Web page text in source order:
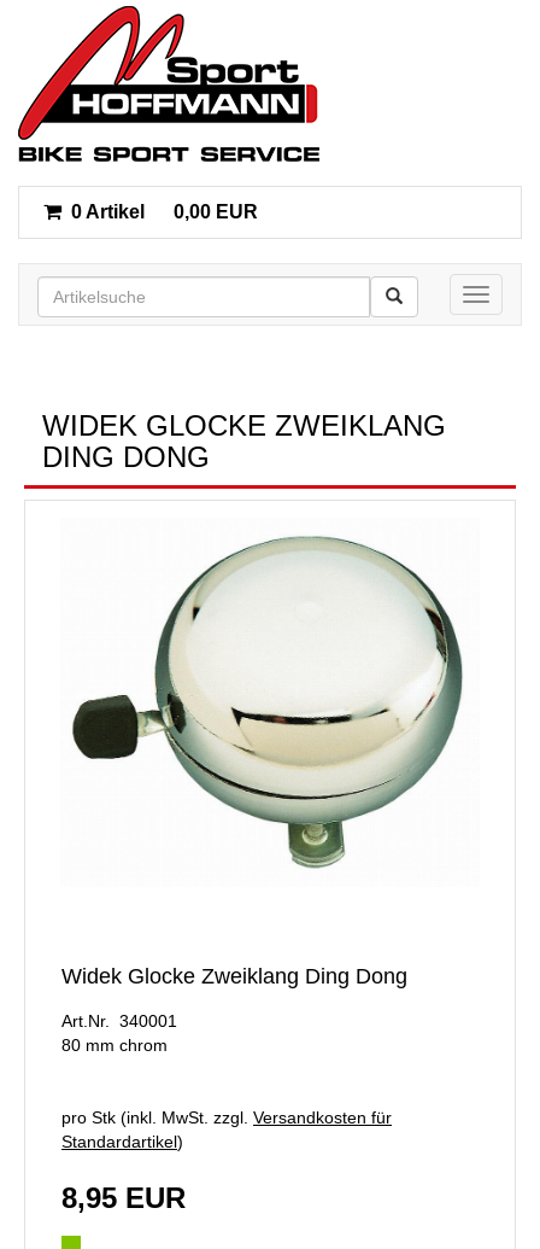
0 Artikel 0,00 EUR
Toggle
WIDEK GLOCKE ZWEIKLANG
DING DONG
Widek Glocke Zweiklang Ding Dong
Art.Nr. 340001
80 mm chrom
pro Stk (inkl. MwSt. zzgl. Versandkosten für
Standardartikel)
8,95 EUR